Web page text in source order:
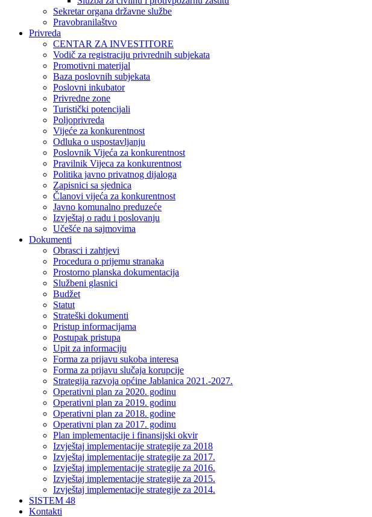
Sekretar organa državne službe
Pravobranilaštvo
Privreda
CENTAR ZA INVESTITORE
Vodič za registraciju privrednih subjekata
Promotivni materijal
Baza poslovnih subjekata
Poslovni inkubator
Privredne zone
Turistički potencijali
Poljoprivreda
Vijeće za konkurentnost
Odluka o uspostavljanju
Poslovnik Vijeća za konkurentnost
Pravilnik Vijeca za konkurentnost
Politika javno privatnog dijaloga
Zapisnici sa sjednica
Članovi vijeća za konkurentnost
Javno komunalno preduzeće
Izvještaj o radu i poslovanju
Učešće na sajmovima
Dokumenti
Obrasci i zahtjevi
Procedura o prijemu stranaka
Prostorno planska dokumentacija
Službeni glasnici
Budžet
Statut
Strateški dokumenti
Pristup informacijama
Postupak pristupa
Upit za informaciju
Forma za prijavu sukoba interesa
Forma za prijavu slučaja korupcije
Strategija razvoja općine Jablanica 2021.-2027.
Operativni plan za 2020. godinu
Operativni plan za 2019. godinu
Operativni plan za 2018. godine
Operativni plan za 2017. godinu
Plan implementacije i finansijski okvir
Izvještaj implementacije strategije za 2018
Izvještaj implementacije strategije za 2017.
Izvještaj implementacije strategije za 2016.
Izvještaj implementacije strategije za 2015.
Izvještaj implementacije strategije za 2014.
SISTEM 48
Kontakti